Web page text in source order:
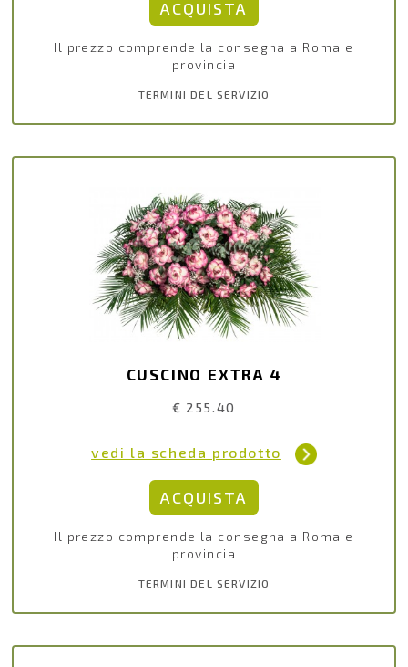
Il prezzo comprende la consegna a Roma e
provincia
TERMINI DEL SERVIZIO
CUSCINO EXTRA 4
€ 255.40
vedi la scheda prodotto
Il prezzo comprende la consegna a Roma e
provincia
TERMINI DEL SERVIZIO